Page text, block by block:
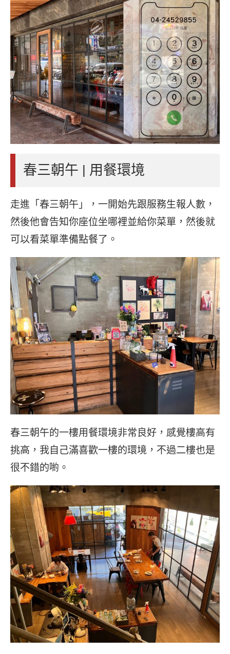
春三朝午 | 用餐環境
走進「春三朝午」，一開始先跟服務生報人數，
然後他會告知你座位坐哪裡並給你菜單，然後就
可以看菜單準備點餐了。
春三朝午的一樓用餐環境非常良好，感覺樓高有
挑高，我自己滿喜歡一樓的環境，不過二樓也是
很不錯的喲。